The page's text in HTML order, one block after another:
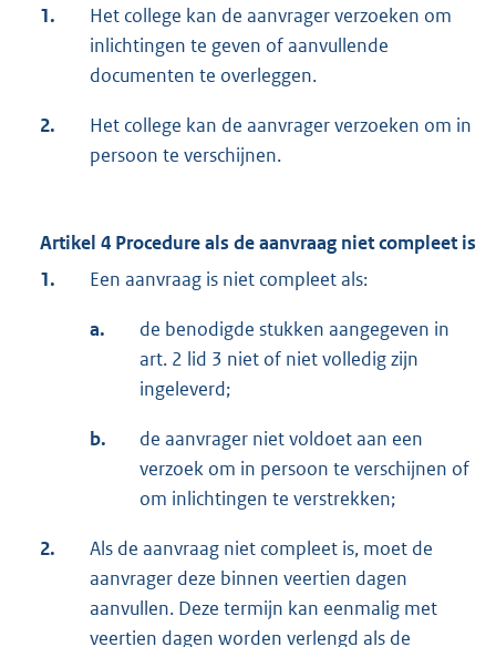
1.
Het college kan de aanvrager verzoeken om
inlichtingen te geven of aanvullende
documenten te overleggen.
2.
Het college kan de aanvrager verzoeken om in
persoon te verschijnen.
Artikel 4 Procedure als de aanvraag niet compleet is
1.
Een aanvraag is niet compleet als:
a.
de benodigde stukken aangegeven in
art. 2 lid 3 niet of niet volledig zijn
ingeleverd;
b.
de aanvrager niet voldoet aan een
verzoek om in persoon te verschijnen of
om inlichtingen te verstrekken;
2.
Als de aanvraag niet compleet is, moet de
aanvrager deze binnen veertien dagen
aanvullen. Deze termijn kan eenmalig met
veertien dagen worden verlengd als de